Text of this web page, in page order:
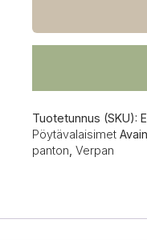
Tuotetunnus (SKU):
Pöytävalaisimet
panton Verpan